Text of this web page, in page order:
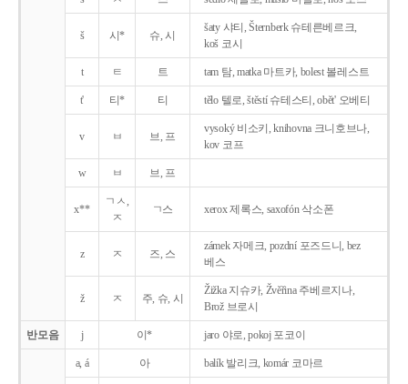
š 시* 슈, 시
šaty 샤티, Šternberk 슈테른베르크,
koš 코시
t ㅌ 트 tam 탐, matka 마트카, bolest 볼레스트
t' 티* 티 tělo 텔로, štěstí 슈테스티, obět' 오베티
v ㅂ 브, 프
vysoký 비소키, knihovna 크니호브나,
kov 코프
w ㅂ 브, 프
x**
ㄱㅅ,
ㅈ
ㄱ스 xerox 제록스, saxofón 삭소폰
z ㅈ 즈, 스
zámek 자메크, pozdní 포즈드니, bez
베스
ž ㅈ 주, 슈, 시
Žižka 지슈카, Žvěřina 주베르지나,
Brož 브로시
반모음 j 이* jaro 야로, pokoj 포코이
a, á 아 balík 발리크, komár 코마르